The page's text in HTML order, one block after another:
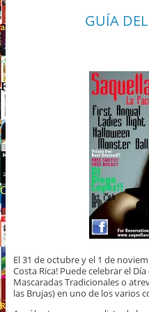
GUÍA
El 31 de octubre y el 1 de
Costa Rica! Puede celebrar el
Mascaradas Tradicionales o
las Brujas) en uno de los varios